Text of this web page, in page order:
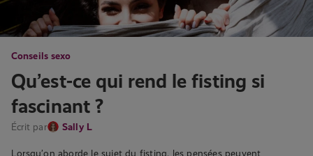
Conseils sexo
Qu’est-ce qui rend le fisting si
fascinant ?
Écrit par Sally L
Lorsqu’on aborde le sujet du fisting, les pensées peuvent